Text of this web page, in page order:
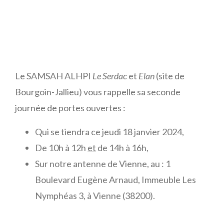
Le SAMSAH ALHPI Le Serdacet Elan(site de
Bourgoin-Jallieu) vous rappelle sa seconde
journée de portes ouvertes :
Qui se tiendra ce jeudi 18 janvier 2024,
De 10h à 12h et de 14h à 16h,
Sur notre antenne de Vienne, au : 1
Boulevard Eugène Arnaud, Immeuble Les
Nymphéas 3, à Vienne (38200).